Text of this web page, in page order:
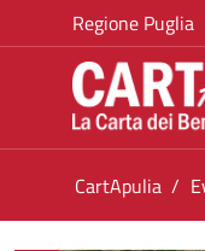
Salta al contenuto
Torna alla
Vai al menu di
Vai ai contenuti
Vai al footer
Regione Puglia
Ti trovi in:
CartApulia